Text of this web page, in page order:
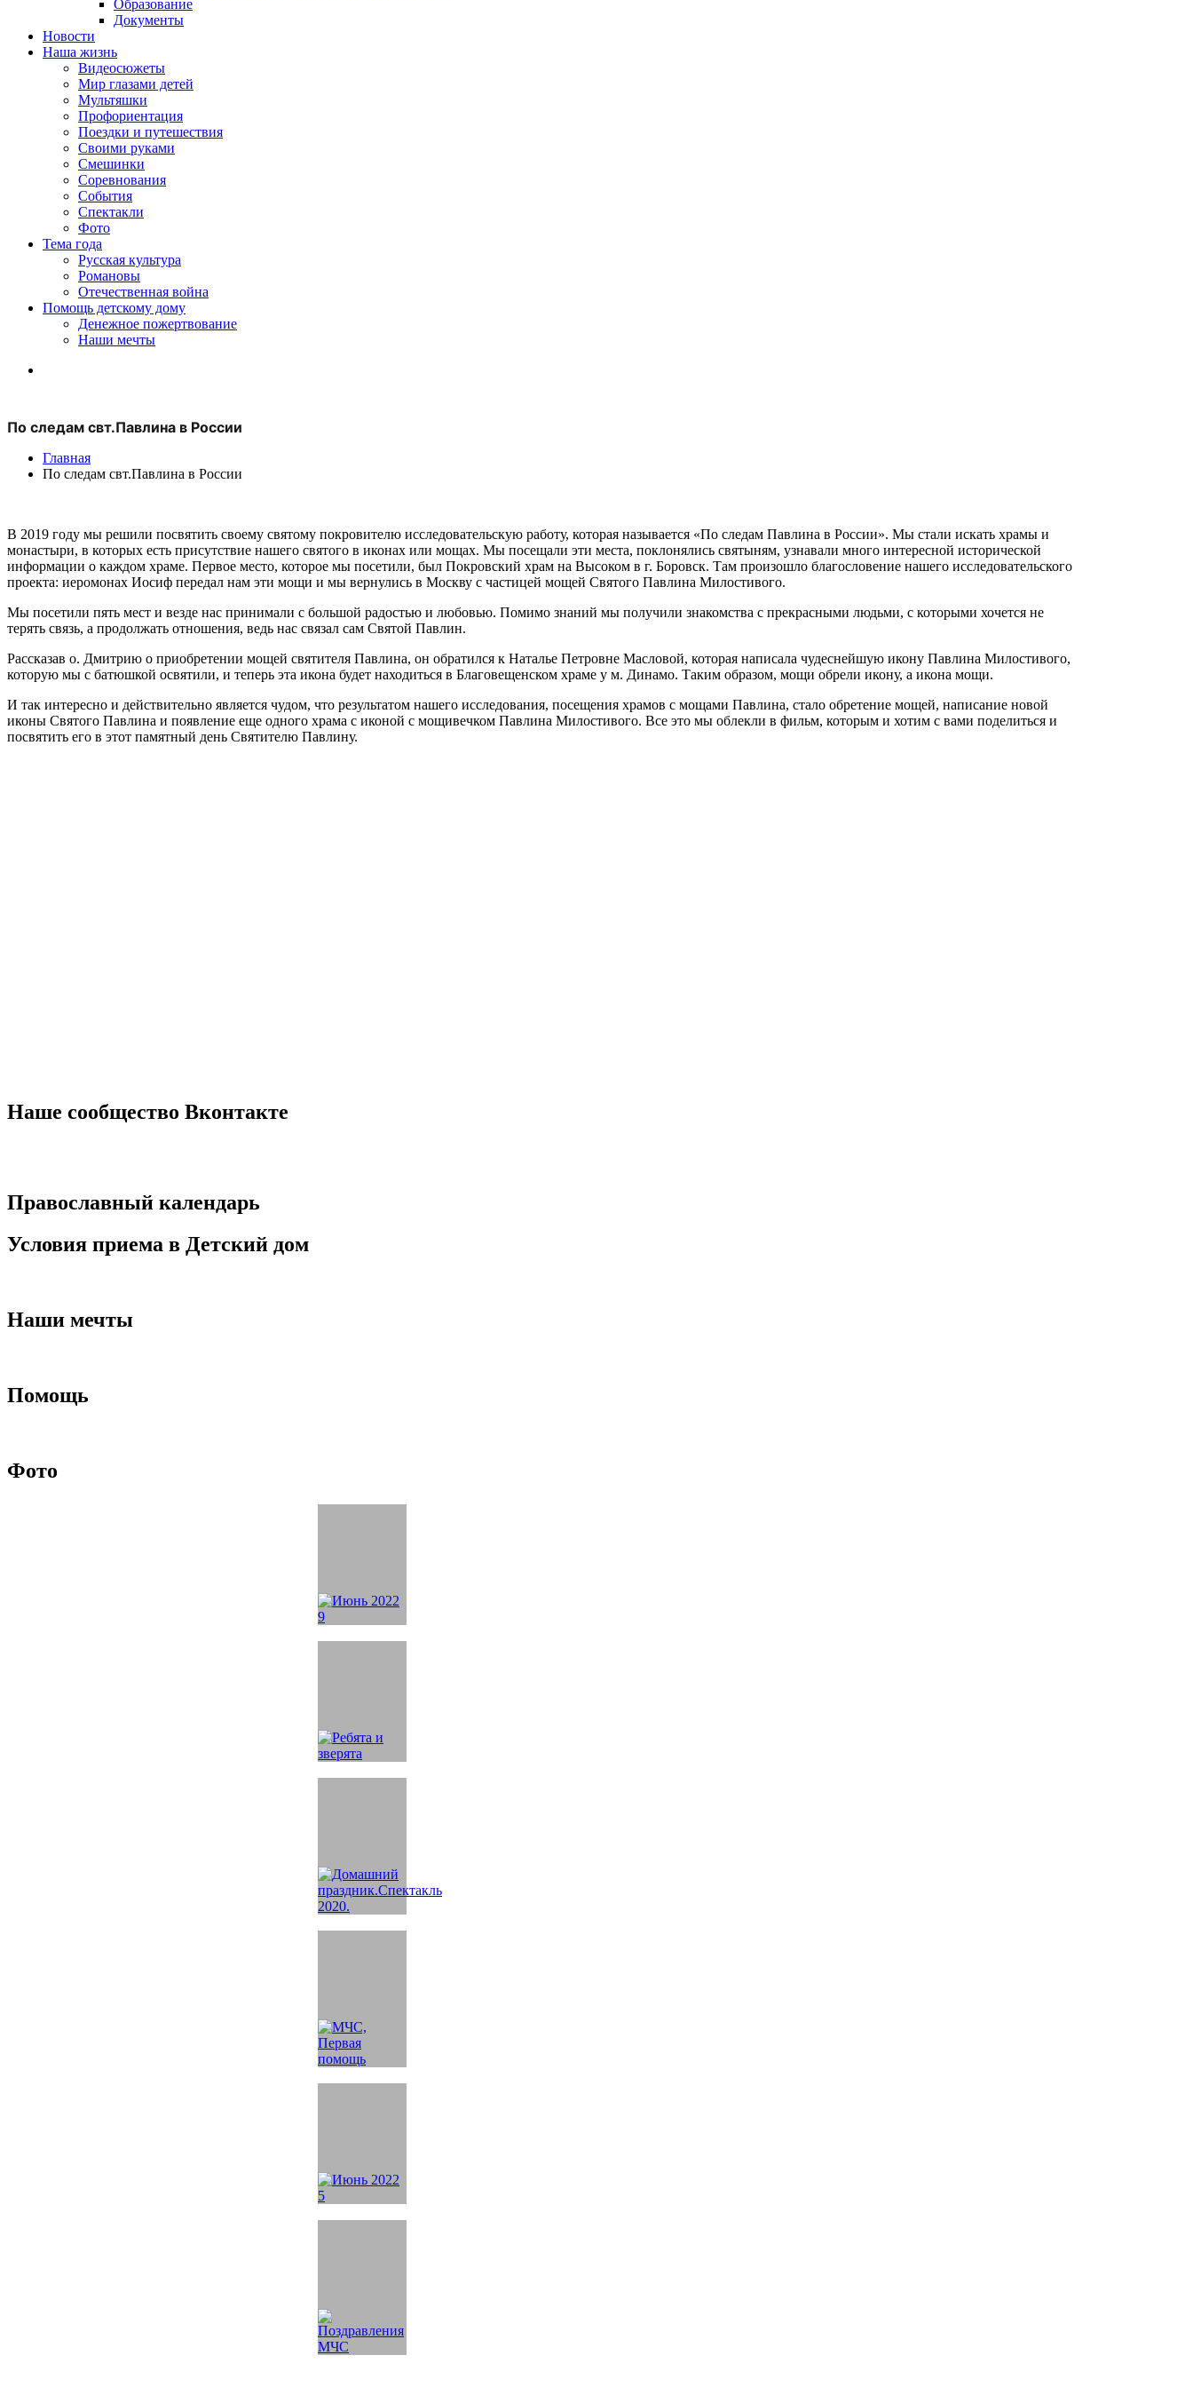
Образование
Документы
Новости
Наша жизнь
Видеосюжеты
Мир глазами детей
Мультяшки
Профориентация
Поездки и путешествия
Своими руками
Смешинки
Соревнования
События
Спектакли
Фото
Тема года
Русская культура
Романовы
Отечественная война
Помощь детскому дому
Денежное пожертвование
Наши мечты
По следам свт.Павлина в России
Главная
По следам свт.Павлина в России
В 2019 году мы решили посвятить своему святому покровителю исследовательскую работу, которая называется «По следам Павлина в России». Мы стали искать храмы и
монастыри, в которых есть присутствие нашего святого в иконах или мощах. Мы посещали эти места, поклонялись святыням, узнавали много интересной исторической
информации о каждом храме. Первое место, которое мы посетили, был Покровский храм на Высоком в г. Боровск. Там произошло благословение нашего исследовательского
проекта: иеромонах Иосиф передал нам эти мощи и мы вернулись в Москву с частицей мощей Святого Павлина Милостивого.
Мы посетили пять мест и везде нас принимали с большой радостью и любовью. Помимо знаний мы получили знакомства с прекрасными людьми, с которыми хочется не
терять связь, а продолжать отношения, ведь нас связал сам Святой Павлин.
Рассказав о. Дмитрию о приобретении мощей святителя Павлина, он обратился к Наталье Петровне Масловой, которая написала чудеснейшую икону Павлина Милостивого,
которую мы с батюшкой освятили, и теперь эта икона будет находиться в Благовещенском храме у м. Динамо. Таким образом, мощи обрели икону, а икона мощи.
И так интересно и действительно является чудом, что результатом нашего исследования, посещения храмов с мощами Павлина, стало обретение мощей, написание новой
иконы Святого Павлина и появление еще одного храма с иконой с мощивечком Павлина Милостивого. Все это мы облекли в фильм, которым и хотим с вами поделиться и
посвятить его в этот памятный день Святителю Павлину.
Наше сообщество Вконтакте
Православный календарь
Условия приема в Детский дом
Наши мечты
Помощь
Фото